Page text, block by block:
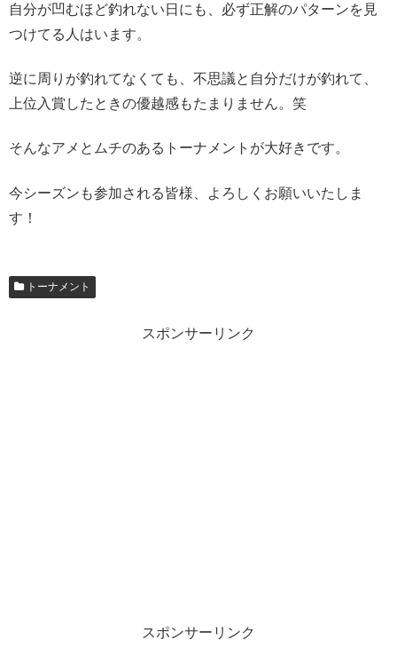
自分が凹むほど釣れない日にも、必ず正解のパターンを見
つけてる人はいます。
逆に周りが釣れてなくても、不思議と自分だけが釣れて、
上位入賞したときの優越感もたまりません。笑
そんなアメとムチのあるトーナメントが大好きです。
今シーズンも参加される皆様、よろしくお願いいたしま
す！
トーナメント
スポンサーリンク
スポンサーリンク